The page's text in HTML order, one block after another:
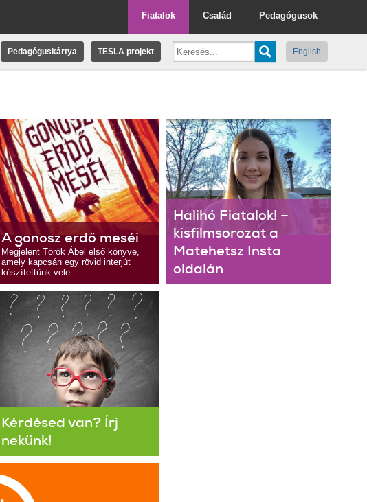
Pedagógusok
Család
Fiatalok
Pedagóguskártya TESLA projekt English
A gonosz erdő meséi
Megjelent Török Ábel első könyve,
amely kapcsán egy rövid interjút
készítettünk vele
Halihó Fiatalok! –
kisfilmsorozat a
Matehetsz Insta
oldalán
Kérdésed van? Írj
nekünk!